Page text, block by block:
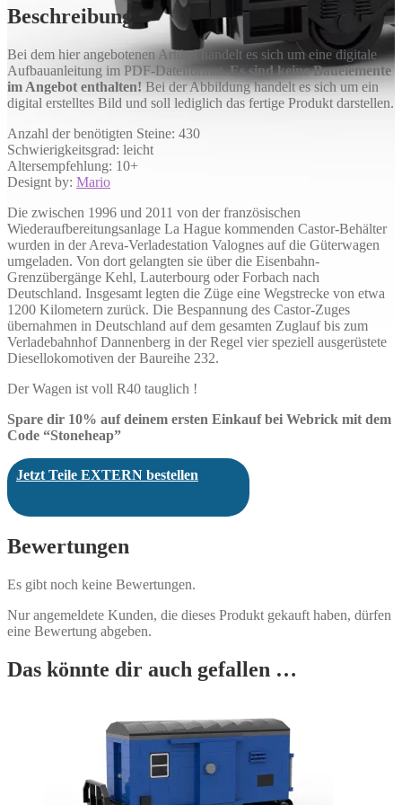
Beschreibung
Bei dem hier angebotenen Artikel handelt es sich um eine digitale
Aufbauanleitung im PDF-Dateiformat.Es sind keine Bauelemente
im Angebot enthalten! Bei der Abbildung handelt es sich um ein
digital erstelltes Bild und soll lediglich das fertige Produkt darstellen.
Anzahl der benötigten Steine: 430
Schwierigkeitsgrad: leicht
Altersempfehlung: 10+
Designt by: Mario
Die zwischen 1996 und 2011 von der französischen
Wiederaufbereitungsanlage La Hague kommenden Castor-Behälter
wurden in der Areva-Verladestation Valognes auf die Güterwagen
umgeladen. Von dort gelangten sie über die Eisenbahn-
Grenzübergänge Kehl, Lauterbourg oder Forbach nach
Deutschland. Insgesamt legten die Züge eine Wegstrecke von etwa
1200 Kilometern zurück. Die Bespannung des Castor-Zuges
übernahmen in Deutschland auf dem gesamten Zuglauf bis zum
Verladebahnhof Dannenberg in der Regel vier speziell ausgerüstete
Diesellokomotiven der Baureihe 232.
Der Wagen ist voll R40 tauglich !
Spare dir 10% auf deinem ersten Einkauf bei Webrick mit dem
Code “Stoneheap”
Jetzt Teile EXTERN bestellen
Bewertungen
Es gibt noch keine Bewertungen.
Nur angemeldete Kunden, die dieses Produkt gekauft haben, dürfen
eine Bewertung abgeben.
Das könnte dir auch gefallen …